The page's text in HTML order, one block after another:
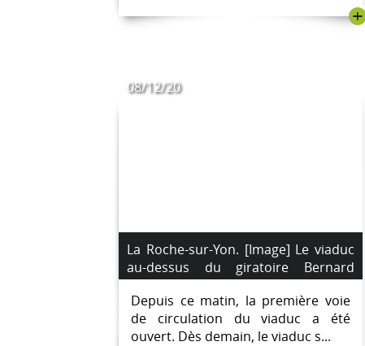
+
08/12/20
La Roche-sur-Yon. [Image] Le viaduc
au-dessus du giratoire Bernard
Palissy jour 1.
Depuis ce matin, la première voie
de circulation du viaduc a été
ouvert. Dès demain, le viaduc s...